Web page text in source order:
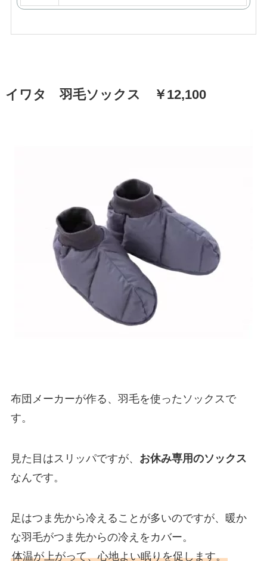
イワタ 羽毛ソックス ￥12,100
布団メーカーが作る、羽毛を使ったソックスで
す。
見た目はスリッパですが、 お休み専用のソックス
なんです。
足はつま先から冷えることが多いのですが、暖か
な羽毛がつま先からの冷えをカバー。
体温が上がって、心地よい眠りを促します。